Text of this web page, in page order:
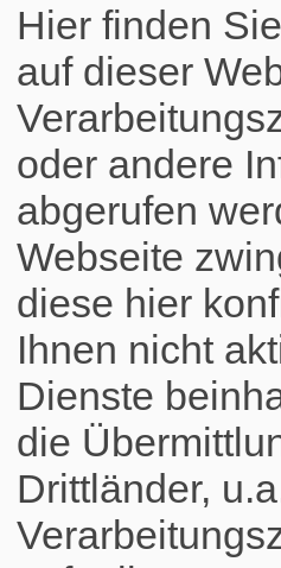
Hier finden
auf dieser
oder andere
abgerufen
Webseite
diese hier
Ihnen nicht
Dienste
die
Drittländer,